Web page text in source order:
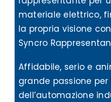
materiale elettrico,
la propria visione
Syncro
Affidabile, serio e
grande passione
dell’automazione